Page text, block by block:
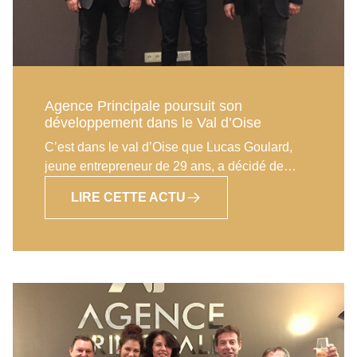
L’objectif fixé est donc clair : bien apprendre le
métier pour atteindre rapidement les
performances élevées des agences du groupe
Agence Principale poursuit son
développement dans le Val d’Oise
C’est dans le val d’Oise que Lucas Goulard,
jeune entrepreneur de 29 ans, a décidé de
rejoignant le réseau Agence Principale. Après
plusieurs années en tant qu’expert comptable,
Principale, leur haut niveau de rentabilité ainsi
que le sérieux des responsables du réseau. Il
s’est donc tout naturellement tourné vers
Agence Principale pour se reconvertir
LIRE CETTE ACTU